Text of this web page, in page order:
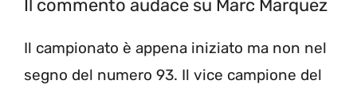
Il commento audace su Marc Marquez
Il campionato è appena iniziato ma non nel
segno del numero 93. Il vice campione del